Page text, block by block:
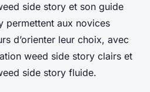
side story et son guide
permettent aux novices
d’orienter leur choix, avec
weed side story clairs et
side story fluide.